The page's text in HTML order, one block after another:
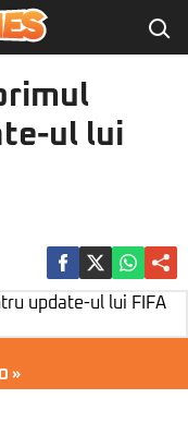
ul lui
»